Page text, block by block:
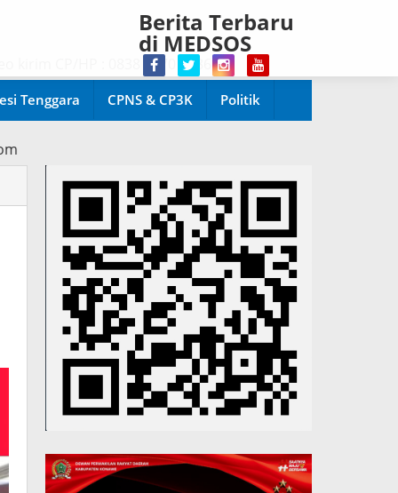
Berita Terbaru
di MEDSOS
CP/HP : 0838 4370 0286.
Tenggara CPNS & CP3K Politik